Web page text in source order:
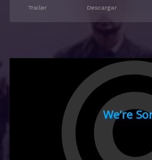
Trailer Descargar